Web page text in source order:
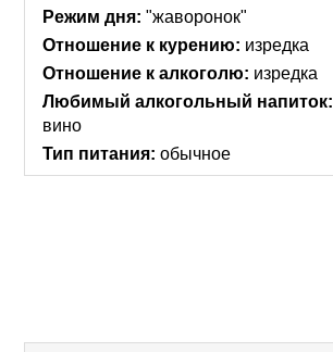
collapse
Режим дня: "жаворонок"
Отношение к курению: изредка
Отношение к алкоголю: изредка
Любимый алкогольный напиток:
вино
Тип питания: обычное